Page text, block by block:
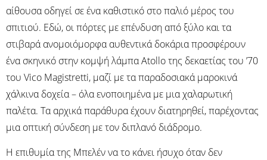
αίθουσα οδηγεί σε ένα καθιστικό στο παλιό μέρος του
σπιτιού. Εδώ, οι πόρτες με επένδυση από ξύλο και τα
στιβαρά ανομοιόμορφα αυθεντικά δοκάρια προσφέρουν
ένα σκηνικό στην κομψή λάμπα Atollo της δεκαετίας του ’70
του Vico Magistretti, μαζί με τα παραδοσιακά μαροκινά
χάλκινα δοχεία – όλα ενοποιημένα με μια χαλαρωτική
παλέτα. Τα αρχικά παράθυρα έχουν διατηρηθεί, παρέχοντας
μια οπτική σύνδεση με τον διπλανό διάδρομο.
Η επιθυμία της Μπελέν να το κάνει ήσυχο όταν δεν